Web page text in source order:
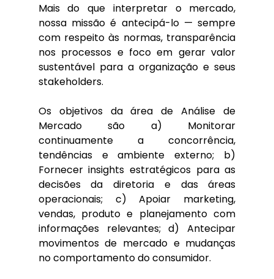
Mais do que interpretar o mercado,
nossa missão é antecipá-lo — sempre
com respeito às normas, transparência
nos processos e foco em gerar valor
sustentável para a organização e seus
stakeholders.
Os objetivos da área de Análise de
Mercado são a) Monitorar
continuamente a concorrência,
tendências e ambiente externo; b)
Fornecer insights estratégicos para as
decisões da diretoria e das áreas
operacionais; c) Apoiar marketing,
vendas, produto e planejamento com
informações relevantes; d) Antecipar
movimentos de mercado e mudanças
no comportamento do consumidor.